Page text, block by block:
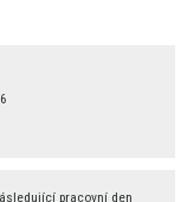
pracovní den